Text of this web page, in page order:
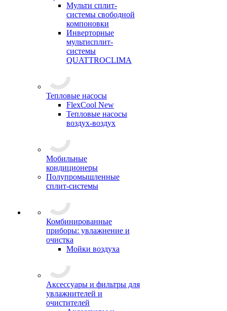
Мульти сплит-
системы свободной
компоновки
Инверторные
мультисплит-
системы
QUATTROCLIMA
Тепловые насосы
FlexCool New
Тепловые насосы
воздух-воздух
Мобильные
кондиционеры
Полупромышленные
сплит-системы
Комбинированные
приборы: увлажнение и
очистка
Мойки воздуха
Аксессуары и фильтры для
увлажнителей и
очистителей